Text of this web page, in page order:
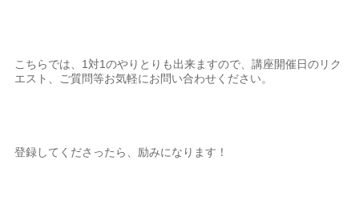
こちらでは、1対1のやりとりも出来ますので、講座開催日のリク
エスト、ご質問等お気軽にお問い合わせください。
登録してくださったら、励みになります！